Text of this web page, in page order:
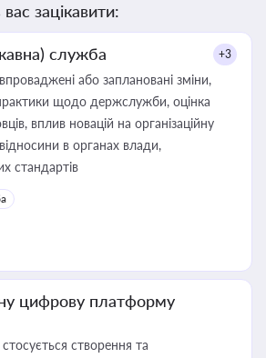
зацікавити:
служба +3
або заплановані зміни,
щодо держслужби, оцінка
вплив новацій на організаційну
в органах влади,
стандартів
цифрову платформу
створення та